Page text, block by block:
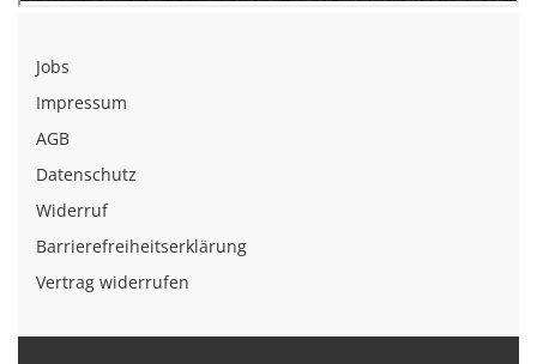
Jobs
Impressum
AGB
Datenschutz
Widerruf
Barrierefreiheitserklärung
Vertrag widerrufen